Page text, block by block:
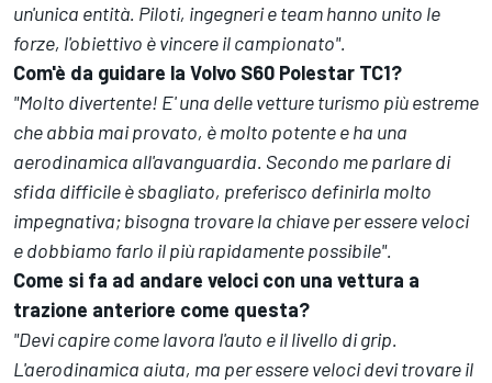
un'unica entità. Piloti, ingegneri e team hanno unito le
forze, l'obiettivo è vincere il campionato".
Com'è da guidare la Volvo S60 Polestar TC1?
"Molto divertente! E' una delle vetture turismo più estreme
che abbia mai provato, è molto potente e ha una
aerodinamica all'avanguardia. Secondo me parlare di
sfida difficile è sbagliato, preferisco definirla molto
impegnativa; bisogna trovare la chiave per essere veloci
e dobbiamo farlo il più rapidamente possibile".
Come si fa ad andare veloci con una vettura a
trazione anteriore come questa?
"Devi capire come lavora l'auto e il livello di grip.
L'aerodinamica aiuta, ma per essere veloci devi trovare il